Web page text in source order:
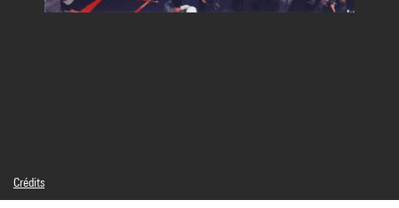
Crédits
© Bruno Barbey / Magnum Photos